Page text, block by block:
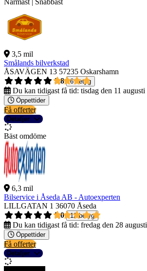
Närmast | Snabbast
3,5 mil
Smålands bilverkstad
ÅSAVÄGEN 13 57235 Oskarshamn
3,8
6 betyg
Du kan tidigast få tid: tisdag den 11 augusti
Öppettider
Få offerter
Detaljer
Bäst omdöme
6,3 mil
Bilservice i Åseda AB - Autoexperten
LILLGATAN 1 36070 Åseda
5,0
12 betyg
Du kan tidigast få tid: fredag den 28 augusti
Öppettider
Få offerter
Detaljer